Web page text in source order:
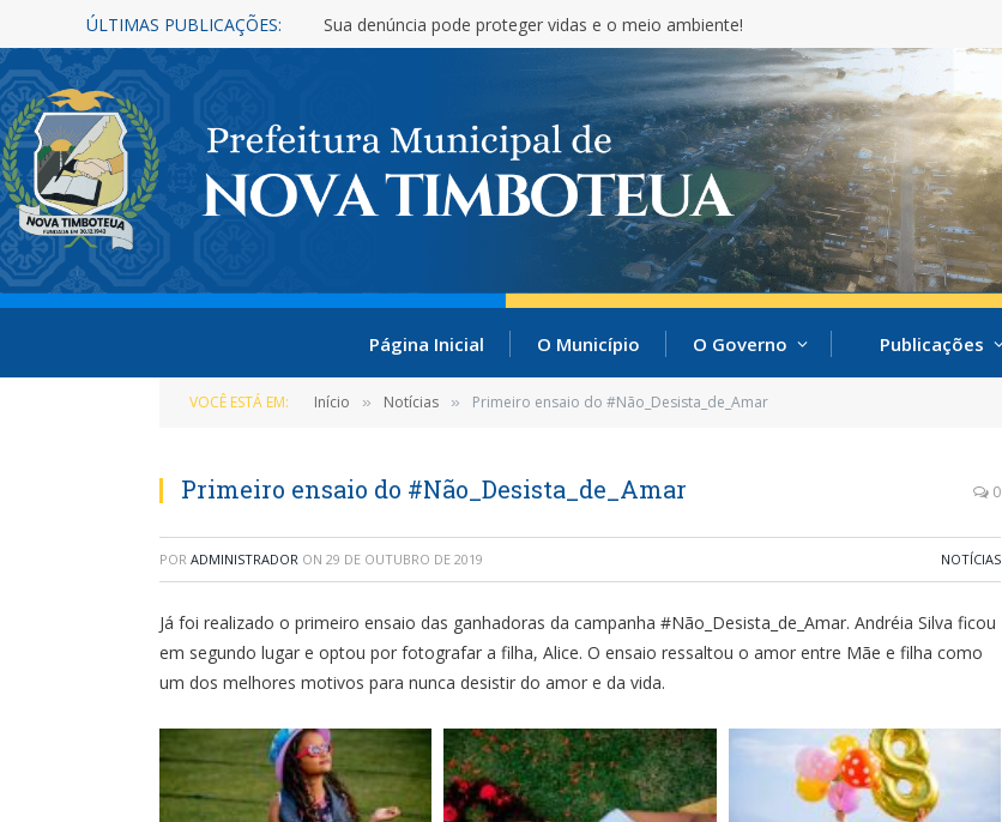
ÚLTIMAS PUBLICAÇÕES: Nova Timboteua é reconhecida nacionalmente pela educação!
Página Inicial O Município O Governo Publicações
VOCÊ ESTÁ EM: Início » Notícias » Primeiro ensaio do #Não_Desista_de_Amar
Primeiro ensaio do #Não_Desista_de_Amar 0
POR ADMINISTRADOR ON 29 DE OUTUBRO DE 2019 NOTÍCIAS
Já foi realizado o primeiro ensaio das ganhadoras da campanha #Não_Desista_de_Amar. Andréia Silva ficou
em segundo lugar e optou por fotografar a filha, Alice. O ensaio ressaltou o amor entre Mãe e filha como
um dos melhores motivos para nunca desistir do amor e da vida.